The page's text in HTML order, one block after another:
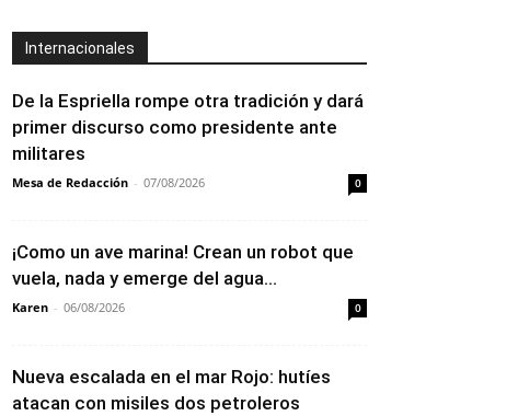
Internacionales
De la Espriella rompe otra tradición y dará
primer discurso como presidente ante
militares
Mesa de Redacción - 07/08/2026 0
¡Como un ave marina! Crean un robot que
vuela, nada y emerge del agua...
Karen - 06/08/2026 0
Nueva escalada en el mar Rojo: hutíes
atacan con misiles dos petroleros